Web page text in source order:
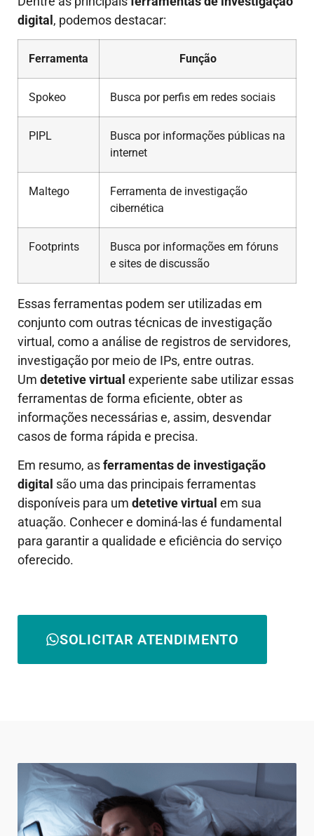
digital, podemos destacar:
Ferramenta Função
Spokeo Busca por perfis em redes sociais
PIPL
Busca por informações públicas na
internet
Maltego
Ferramenta de investigação
cibernética
Footprints
Busca por informações em fóruns
e sites de discussão
Essas ferramentas podem ser utilizadas em
conjunto com outras técnicas de investigação
virtual, como a análise de registros de servidores,
investigação por meio de IPs, entre outras.
Um detetive virtual experiente sabe utilizar essas
ferramentas de forma eficiente, obter as
informações necessárias e, assim, desvendar
casos de forma rápida e precisa.
Em resumo, asferramentas de investigação
digital são uma das principais ferramentas
disponíveis para um detetive virtual em sua
atuação. Conhecer e dominá-las é fundamental
para garantir a qualidade e eficiência do serviço
oferecido.
SOLICITAR ATENDIMENTO